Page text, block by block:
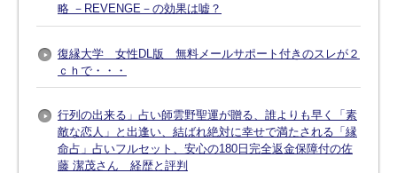
略 －REVENGE－の効果は嘘？
復縁大学 女性DL版 無料メールサポート付きのスレが２
ｃｈで・・・
行列の出来る」占い師雲野聖運が贈る、誰よりも早く「素
敵な恋人」と出逢い、結ばれ絶対に幸せで満たされる「縁
命占」占いフルセット、安心の180日完全返金保障付の佐
藤 潔茂さん 経歴と評判